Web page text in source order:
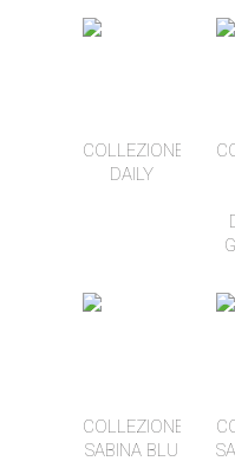
COLLEZIONE
DAILY
COLLEZIONE
SABINA BLU